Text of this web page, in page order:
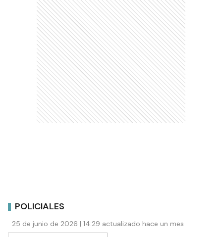
POLICIALES
25 de junio de 2026 | 14:29 actualizado hace un mes